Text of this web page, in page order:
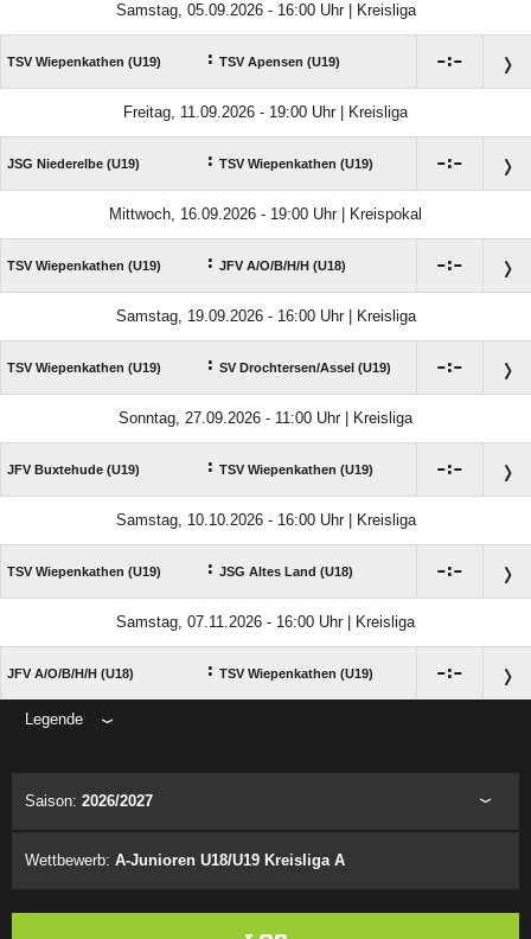
Samstag, 05.09.2026 - 16:00 Uhr | Kreisliga
TSV Wiepenkathen (U19) : TSV Apensen (U19) :
Freitag, 11.09.2026 - 19:00 Uhr | Kreisliga
JSG Niederelbe (U19) : TSV Wiepenkathen (U19) :
Mittwoch, 16.09.2026 - 19:00 Uhr | Kreispokal
TSV Wiepenkathen (U19) : JFV A/​O/​B/​H/​H (U18) :
Samstag, 19.09.2026 - 16:00 Uhr | Kreisliga
TSV Wiepenkathen (U19) : SV Drochtersen/​Assel (U19) :
Sonntag, 27.09.2026 - 11:00 Uhr | Kreisliga
JFV Buxtehude (U19) : TSV Wiepenkathen (U19) :
Samstag, 10.10.2026 - 16:00 Uhr | Kreisliga
TSV Wiepenkathen (U19) : JSG Altes Land (U18) :
Samstag, 07.11.2026 - 16:00 Uhr | Kreisliga
JFV A/​O/​B/​H/​H (U18) : TSV Wiepenkathen (U19) :
Legende
Saison: 2026/2027
Wettbewerb: A-Junioren U18/U19 Kreisliga A